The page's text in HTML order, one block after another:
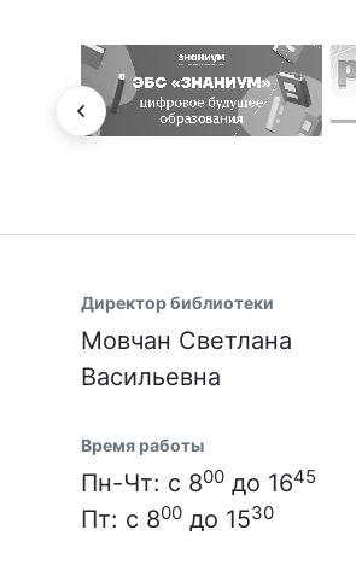
Директор библиотеки
Мовчан Светлана
Васильевна
Время работы
Пн-Чт: с 800 до 1645
Пт: с 800 до 1530